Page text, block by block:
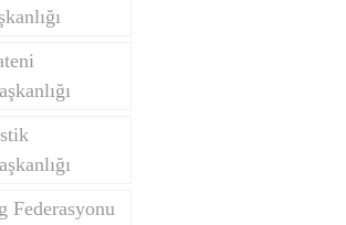
Federasyonu